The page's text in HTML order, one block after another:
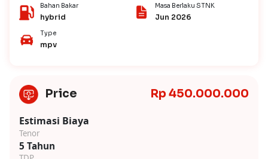
Bahan Bakar
hybrid
Masa Berlaku STNK
Jun 2026
Type
mpv
Price Rp 450.000.000
Estimasi Biaya
Tenor
5 Tahun